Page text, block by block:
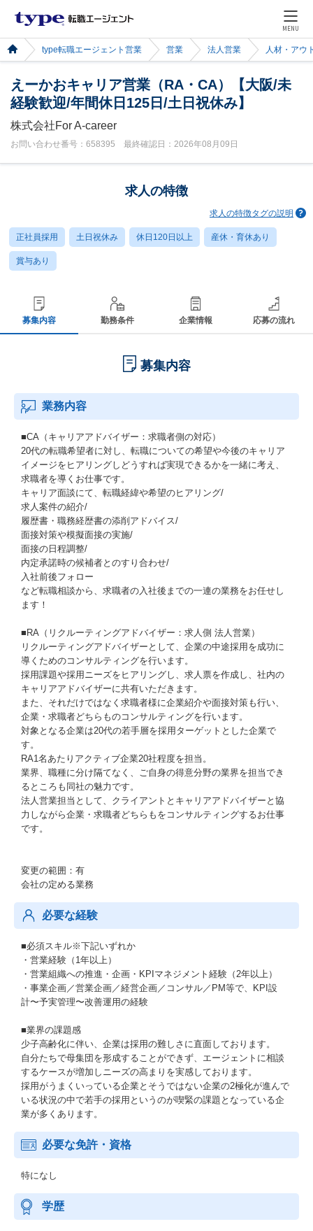
MENU
type転職エージェント営業 営業 法人営業 人材・アウ
えーかおキャリア営業（RA・CA）【大阪/未
経験歓迎/年間休日125日/土日祝休み】
株式会社For A-career
お問い合わせ番号：658395 最終確認日：2026年08月09日
求人の特徴
求人の特徴タグの説明
正社員採用 土日祝休み 休日120日以上 産休・育休あり
賞与あり
募集内容 勤務条件 企業情報 応募の流れ
募集内容
業務内容
■CA（キャリアアドバイザー：求職者側の対応）
20代の転職希望者に対し、転職についての希望や今後のキャリア
イメージをヒアリングしどうすれば実現できるかを一緒に考え、
求職者を導くお仕事です。
キャリア面談にて、転職経緯や希望のヒアリング/
求人案件の紹介/
履歴書・職務経歴書の添削アドバイス/
面接対策や模擬面接の実施/
面接の日程調整/
内定承諾時の候補者とのすり合わせ/
入社前後フォロー
など転職相談から、求職者の入社後までの一連の業務をお任せし
ます！
■RA（リクルーティングアドバイザー：求人側 法人営業）
リクルーティングアドバイザーとして、企業の中途採用を成功に
導くためのコンサルティングを行います。
採用課題や採用ニーズをヒアリングし、求人票を作成し、社内の
キャリアアドバイザーに共有いただきます。
また、それだけではなく求職者様に企業紹介や面接対策も行い、
企業・求職者どちらものコンサルティングを行います。
対象となる企業は20代の若手層を採用ターゲットとした企業で
す。
RA1名あたりアクティブ企業20社程度を担当。
業界、職種に分け隔てなく、ご自身の得意分野の業界を担当でき
るところも同社の魅力です。
法人営業担当として、クライアントとキャリアアドバイザーと協
力しながら企業・求職者どちらもをコンサルティングするお仕事
です。
変更の範囲：有
会社の定める業務
必要な経験
■必須スキル※下記いずれか
・営業経験（1年以上）
・営業組織への推進・企画・KPIマネジメント経験（2年以上）
・事業企画／営業企画／経営企画／コンサル／PM等で、KPI設
計〜予実管理〜改善運用の経験
■業界の課題感
少子高齢化に伴い、企業は採用の難しさに直面しております。
自分たちで母集団を形成することができず、エージェントに相談
するケースが増加しニーズの高まりを実感しております。
採用がうまくいっている企業とそうではない企業の2極化が進んで
いる状況の中で若手の採用というのが喫緊の課題となっている企
業が多くあります。
必要な免許・資格
特になし
学歴